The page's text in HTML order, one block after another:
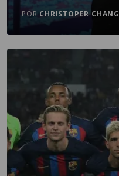
POR CHRISTOPER CHANG